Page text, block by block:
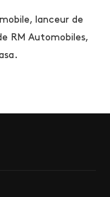
lanceur de
RM Automobiles,